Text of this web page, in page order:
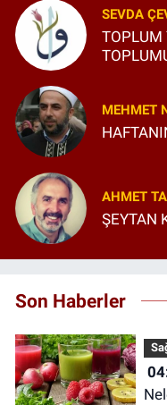
SEVDA
TOPLUM
MEHMET
AHMET
ŞEYTAN
Son Haberler